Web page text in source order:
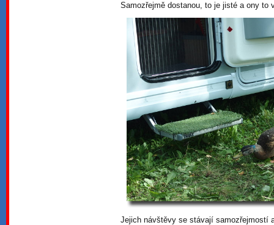
Samozřejmě dostanou, to je jisté a ony to
Jejich návštěvy se stávají samozřejmostí